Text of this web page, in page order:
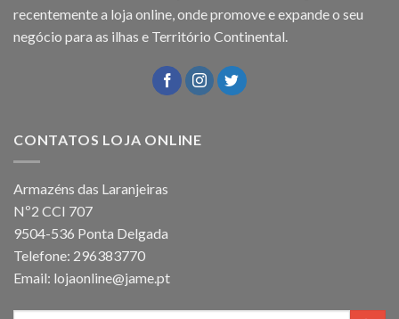
recentemente a loja online, onde promove e expande o seu
negócio para as ilhas e Território Continental.
CONTATOS LOJA ONLINE
Armazéns das Laranjeiras
Nº2 CCI 707
9504-536 Ponta Delgada
Telefone: 296383770
Email: lojaonline@jame.pt